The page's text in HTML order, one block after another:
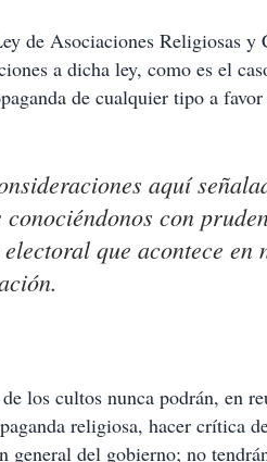
de Asociaciones Religiosas
a dicha ley, como es el
de cualquier tipo a
aquí
conociéndonos con
que acontece
los cultos nunca podrán, en
religiosa, hacer crítica
general del gobierno; no